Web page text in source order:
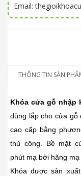
Email:
THÔNG TIN SẢN
Khóa cửa gỗ nhập
dùng lắp cho cửa gỗ
cao cấp bằng
thủ công. Bề mặt
phút mạ bởi hãng
Khóa được sản